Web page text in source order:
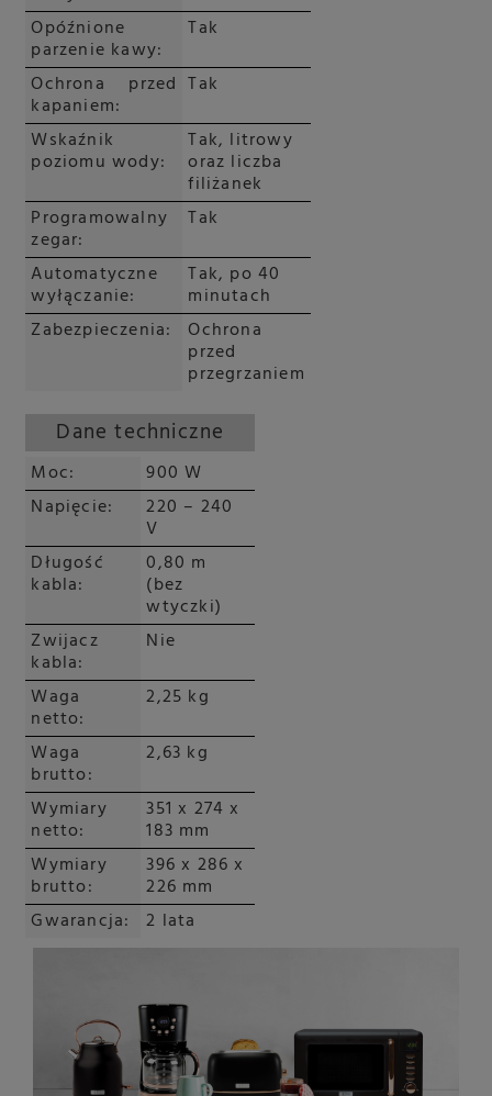
Opóźnione
parzenie kawy:
Tak
Ochrona przed
kapaniem:
Tak
Wskaźnik
poziomu wody:
Tak, litrowy
oraz liczba
filiżanek
Programowalny
zegar:
Tak
Automatyczne
wyłączanie:
Tak, po 40
minutach
Zabezpieczenia:
Ochrona
przed
przegrzaniem
Dane techniczne
Moc:
900 W
Napięcie:
220 – 240
V
Długość
kabla:
0,80 m
(bez
wtyczki)
Zwijacz
kabla:
Nie
Waga
netto:
2,25 kg
Waga
brutto:
2,63 kg
Wymiary
netto:
351 x 274 x
183 mm
Wymiary
brutto:
396 x 286 x
226 mm
Gwarancja:
2 lata